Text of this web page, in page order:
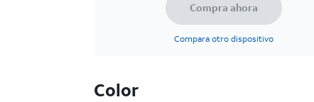
Compra ahora
Compara otro dispositivo
Color